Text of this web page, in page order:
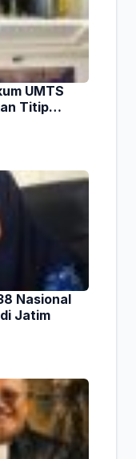
UMTS
Titip
Nasional
di Jatim